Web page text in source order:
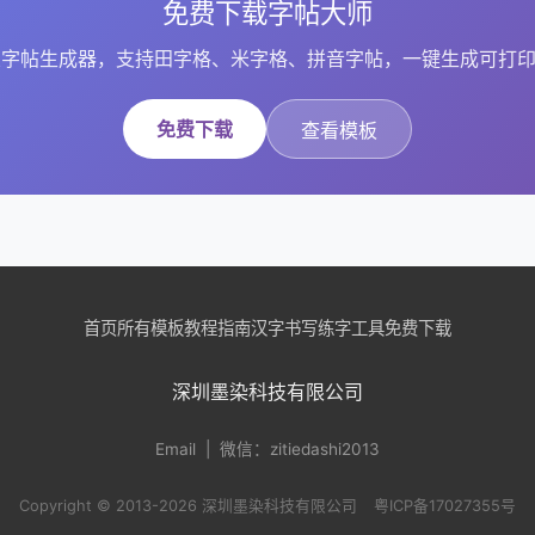
免费下载字帖大师
帖生成器，支持田字格、米字格、拼音字帖，一键生成可打
免费下载 查看模板
首页所有模板教程指南汉字书写练字工具免费下载
深圳墨染科技有限公司
Email | 微信：zitiedashi2013
Copyright © 2013-2026 深圳墨染科技有限公司 粤ICP备17027355号